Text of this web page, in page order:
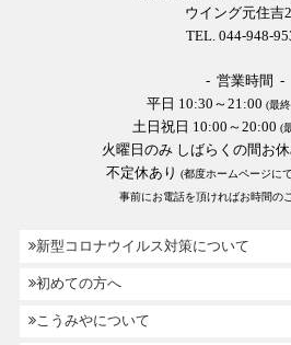
ウイング元住吉
TEL. 044-948-
- 営業時間 -
平日 10:30～21:00 (最
土日祝日 10:00～20:00 (
火曜日のみ しばらくの間お休
不定休あり (都度ホームページに
事前にお電話を頂ければお時間の
新型コロナウイルス対策について
初めての方へ
こうみやについて